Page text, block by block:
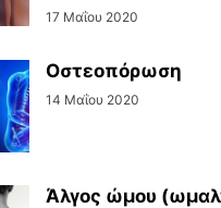
17 Μαΐου 2020
Οστεοπόρωση
14 Μαΐου 2020
Άλγος ώμου